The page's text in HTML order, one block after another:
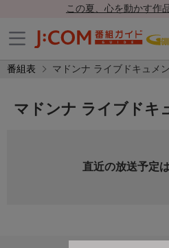
この夏、心を動かす作
番組表 マドンナ ライブドキュメ
マドンナ ライブドキ
直近の放送予定